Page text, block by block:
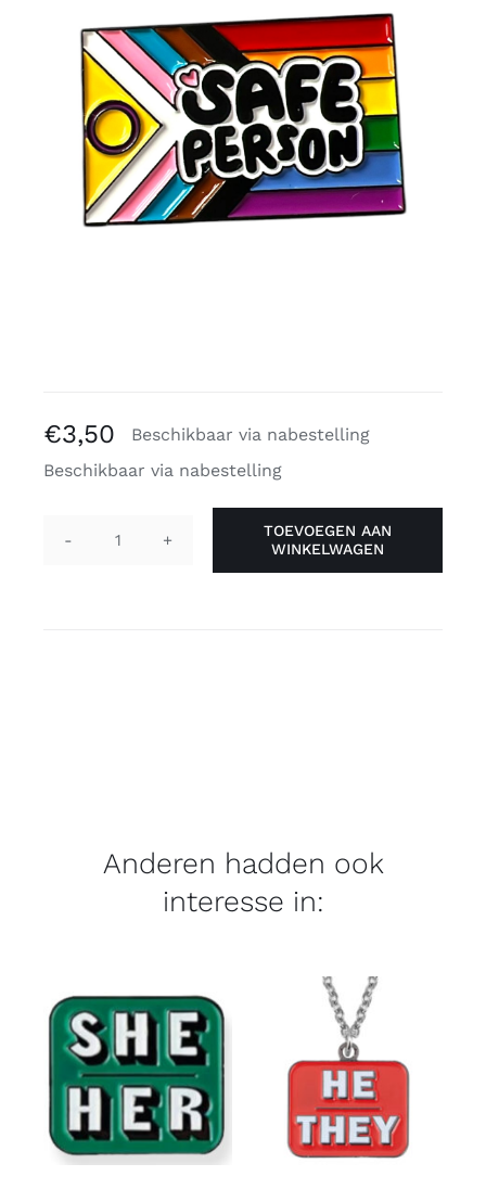
Gratis binders
Reviews
€3,50
Beschikbaar via nabestelling
Beschikbaar via nabestelling
TOEVOEGEN AAN
WINKELWAGEN
Anderen hadden ook
interesse in: